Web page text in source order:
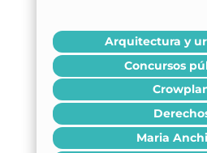
Arquitectura y
Concursos
Maria